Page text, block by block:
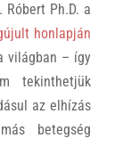
Ph.D. a
honlapján
világban – így
tekinthetjük
az elhízás
betegség